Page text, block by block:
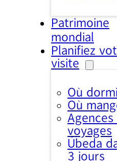
Patrimoine
mondial
Planifiez
visite
Où
Où
Agences
voyages
Úbeda
3 jours